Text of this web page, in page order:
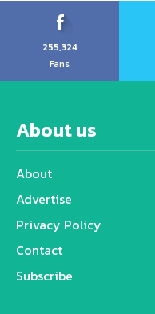
255,324
Fans
About us
About
Advertise
Privacy Policy
Contact
Subscribe